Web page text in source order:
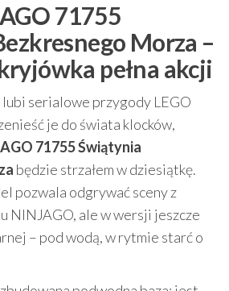
71755
Morza –
pełna akcji
serialowe przygody LEGO
je do świata klocków,
71755 Świątynia
będzie strzałem w dziesiątkę.
pozwala odgrywać sceny z
NINJAGO, ale w wersji jeszcze
– pod wodą, w rytmie starć o